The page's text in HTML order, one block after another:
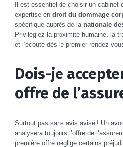
Il est essentiel de choisir un cabinet
expertise en droit du dommage
spécifique auprès de la nationale
Privilégiez la proximité humaine, la
et l’écoute dès le premier rendez-
Dois-je
offre de
Surtout pas sans avis avisé ! Un
analysera toujours l’offre de
première offre néglige certains